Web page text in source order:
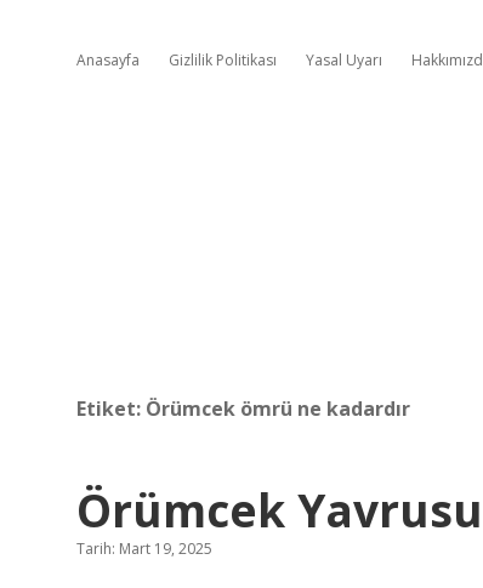
Anasayfa Gizlilik Politikası Yasal Uyarı
Etiket: Örümcek ömrü ne kadardır
Örümcek
Tarih: Mart 19, 2025